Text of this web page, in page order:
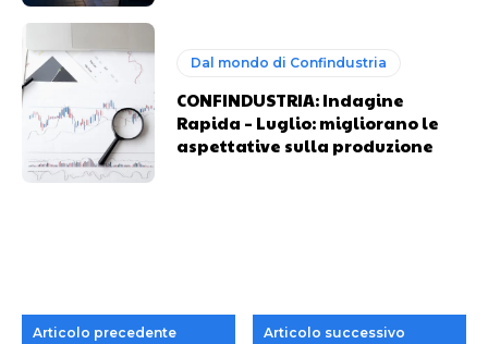
Dal mondo di Confindustria
CONFINDUSTRIA: Indagine
Rapida – Luglio: migliorano le
aspettative sulla produzione
Articolo precedente Articolo successivo